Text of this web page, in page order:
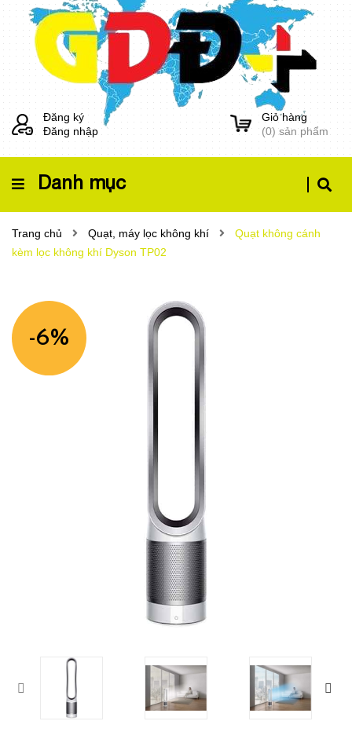
Đăng ký
Đăng nhập
Giỏ hàng
(0) sản phẩm
Danh mục
Trang chủ Quạt, máy lọc không khí
Quạt không cánh
kèm lọc không khí Dyson TP02
-6%